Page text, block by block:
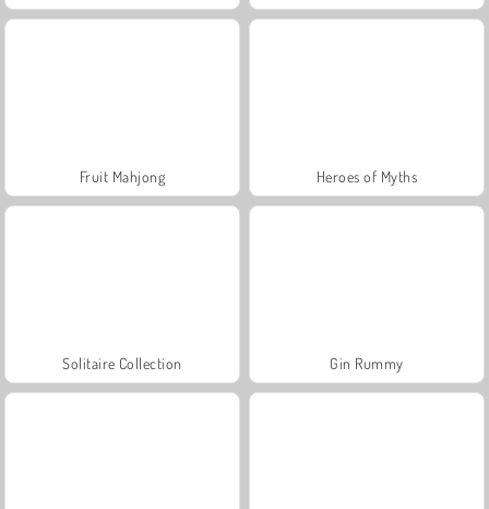
Fruit Mahjong Heroes of Myths
Solitaire Collection Gin Rummy